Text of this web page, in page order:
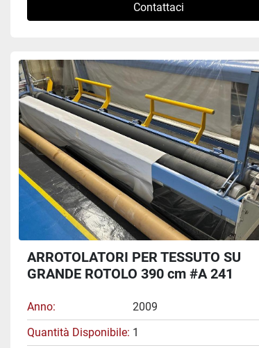
Contattaci
ARROTOLATORI PER TESSUTO SU
GRANDE ROTOLO 390 cm #A 241
Anno
2009
Quantità Disponibile 1